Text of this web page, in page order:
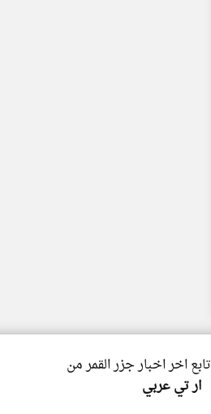
تابع اخر اخبار جزر القمر من
ار تي عربي